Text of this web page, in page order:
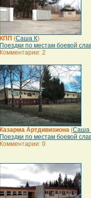
КПП (Саша К)
Поездки по местам боевой
Комментарии: 2
Казарма Артдивизиона (Саша
Поездки по местам боевой
Комментарии: 0